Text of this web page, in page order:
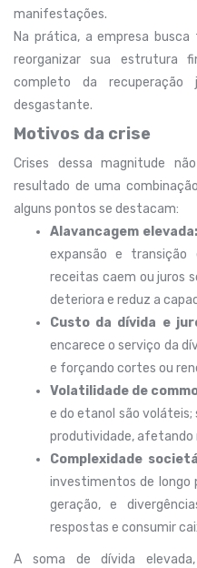
manifestações.
Na prática, a empresa
reorganizar sua estrutura
completo da
desgastante.
Motivos da crise
Crises dessa magnitude
resultado de uma
alguns pontos se destacam:
Alavancagem elevada:
expansão e transição
receitas caem ou juros
deteriora e reduz a
Custo da dívida e
encarece o serviço da
e forçando cortes ou
Volatilidade de
e do etanol são voláteis;
produtividade, afetando
Complexidade
investimentos de longo
geração, e
respostas e consumir
A soma de dívida